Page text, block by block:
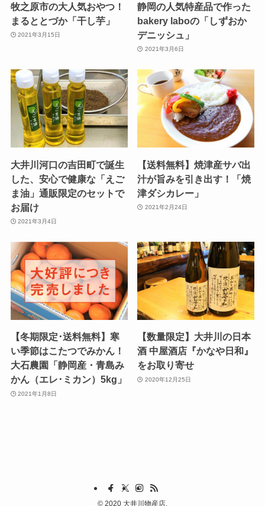
牧之原市の大人気おやつ！
まるととづか「干し芋」
2021年3月15日
静岡の人気特産品で作った
bakery laboの「しずおか
デニッシュ」
2021年3月6日
大井川河口の吉田町で誕生
した、安心で健康な「えご
ま油」通販限定のセットで
お届け
2021年3月4日
【送料無料】焼津産サバ出
汁が旨みを引き出す！「焼
津ダシカレー」
2021年2月24日
【冬期限定･送料無料】寒
い季節はこたつでみかん！
大石農園「静岡産・青島み
かん（エレ･ミカン）5kg」
2021年1月8日
【数量限定】大井川の日本
酒 中屋酒店『かなや日和』
をお取り寄せ
2020年12月25日
© 2020 大井川物産店.